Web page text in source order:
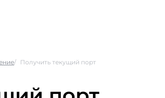
Получить текущий порт